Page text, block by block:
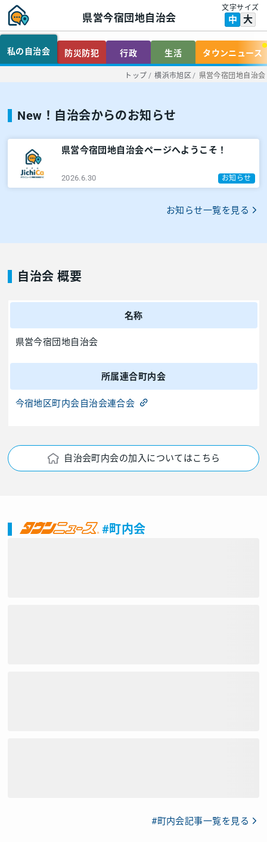
県営今宿団地自治会
文字サイズ
中 大
私の自治会 防災防犯 行政 生活 タウンニュース
トップ / 横浜市旭区 / 県営今宿団地自治会
New！自治会からのお知らせ
県営今宿団地自治会ページへようこそ！
2026.6.30 お知らせ
お知らせ一覧を見る
自治会 概要
名称
県営今宿団地自治会
所属連合町内会
今宿地区町内会自治会連合会
自治会町内会の加入についてはこちら
#町内会
#町内会記事一覧を見る